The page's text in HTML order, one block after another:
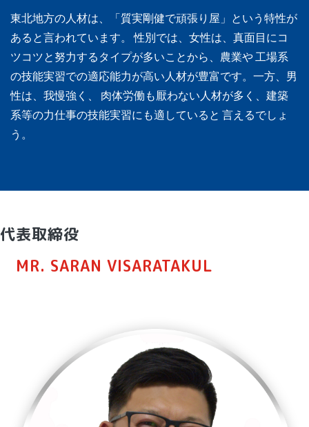
東北地方の人材は、「質実剛健で頑張り屋」という特性が
あると言われています。 性別では、女性は、真面目にコ
ツコツと努力するタイプが多いことから、農業や 工場系
の技能実習での適応能力が高い人材が豊富です。一方、男
性は、我慢強く、 肉体労働も厭わない人材が多く、建築
系等の力仕事の技能実習にも適していると 言えるでしょ
う。
代表取締役
MR. SARAN VISARATAKUL